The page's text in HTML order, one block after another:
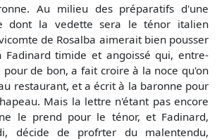
Au milieu des préparatifs d'une
dont la vedette sera le ténor italien
de Rosalba aimerait bien pousser
Fadinard timide et angoissé qui, entre-
pour de bon, a fait croire à la noce qu'on
restaurant, et a écrit à la baronne pour
Mais la lettre n'étant pas encore
le prend pour le ténor, et Fadinard,
décide de profrter du malentendu,